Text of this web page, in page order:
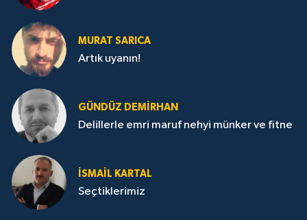
MURAT SARICA
Artık uyanın!
GÜNDÜZ DEMIRHAN
Delillerle emri maruf nehyi münker ve fitne
İSMAIL KARTAL
Seçtiklerimiz